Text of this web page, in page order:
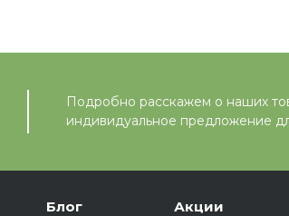
Подробно расскажем о наших
индивидуальное предложение
Блог Акции